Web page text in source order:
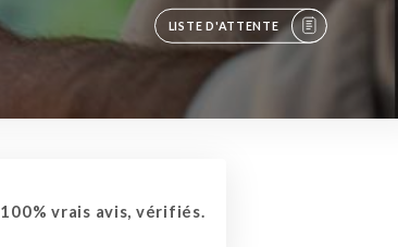
LISTE D'ATTENTE
100% vrais avis, vérifiés.